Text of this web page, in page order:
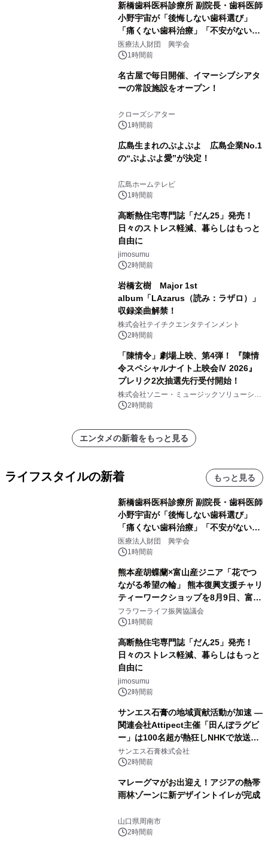
新橋歯科医科診療所 副院長・歯科医師
小野宇宙が「後悔しない歯科選び」
「痛くない歯科治療」「不安がない治
療計画」をテーマに専門監修
医療法人財団 興学会
1時間前
名古屋で毎日開催、イマーシブシアタ
ーの常設施設をオープン！
クローズシアター
1時間前
広島生まれのぷよぷよ 広島企業No.1
の“ぷよぷよ愛”が決定！
広島ホームテレビ
1時間前
高断熱住宅専門誌「だん25」発売！
日々のストレス軽減、暮らしはもっと
自由に
jimosumu
2時間前
岩橋玄樹 Major 1st
album「LAzarus（読み：ラザロ）」
収録楽曲解禁！
株式会社テイチクエンタテインメント
2時間前
「陳情令」劇場上映、第4弾！ 『陳情
令スペシャルナイト上映会Ⅳ 2026』
プレリク2次抽選先行受付開始！
株式会社ソニー・ミュージックソリューショ
ンズ2時間前
エンタメの新着をもっと見る
ライフスタイルの新着 もっと見る
新橋歯科医科診療所 副院長・歯科医師
小野宇宙が「後悔しない歯科選び」
「痛くない歯科治療」「不安がない治
療計画」をテーマに専門監修
医療法人財団 興学会
1時間前
熊本産胡蝶蘭×富山産ジニア「花でつ
ながる希望の輪」 熊本復興支援チャリ
ティーワークショップを8月9日、富
山・射水で開催
フラワーライフ振興協議会
1時間前
高断熱住宅専門誌「だん25」発売！
日々のストレス軽減、暮らしはもっと
自由に
jimosumu
2時間前
サンエス石膏の地域貢献活動が加速 ―
関連会社Attipect主催「田んぼラグビ
ー」は100名超が熱狂しNHKで放送さ
れました。
サンエス石膏株式会社
2時間前
マレーグマがお出迎え！アジアの熱帯
雨林ゾーンに新デザイントイレが完成
山口県周南市
2時間前